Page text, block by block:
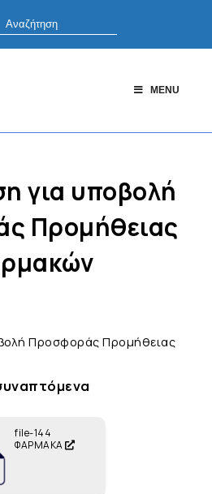
MENU
για υποβολή
Προμήθειας
Προσφοράς Προμήθειας
file-144
ΦΑΡΜΑΚΑ